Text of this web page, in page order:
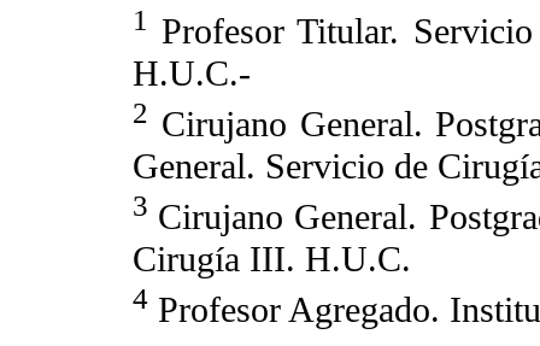
1 Profesor Titular.
H.U.C.-
2 Cirujano General.
General. Servicio de
3 Cirujano General.
Cirugía III. H.U.C.
4 Profesor Agregado.